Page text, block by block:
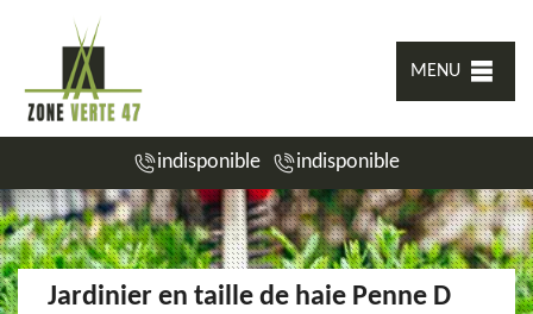
MENU
indisponible indisponible
Jardinier en taille de haie Penne D